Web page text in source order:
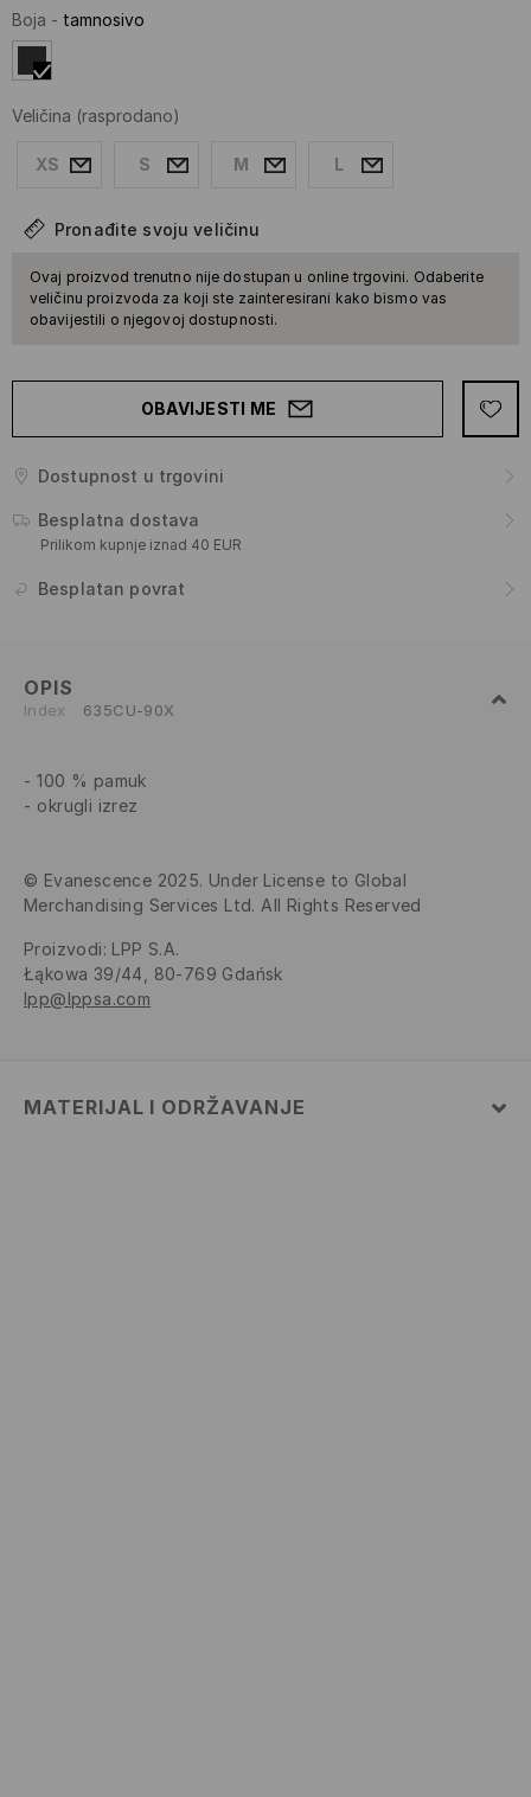
Boja - tamnosivo
Veličina (rasprodano)
XS S M L
Pronađite svoju veličinu
Ovaj proizvod trenutno nije dostupan u online trgovini. Odaberite
veličinu proizvoda za koji ste zainteresirani kako bismo vas
obavijestili o njegovoj dostupnosti.
OBAVIJESTI ME
Dostupnost u trgovini
Besplatna dostava
Prilikom kupnje iznad 40 EUR
Besplatan povrat
OPIS
Index 635CU-90X
100 % pamuk
okrugli izrez
© Evanescence 2025. Under License to Global
Merchandising Services Ltd. All Rights Reserved
Proizvodi: LPP S.A.
Łąkowa 39/44, 80-769 Gdańsk
lpp@lppsa.com
MATERIJAL I ODRŽAVANJE